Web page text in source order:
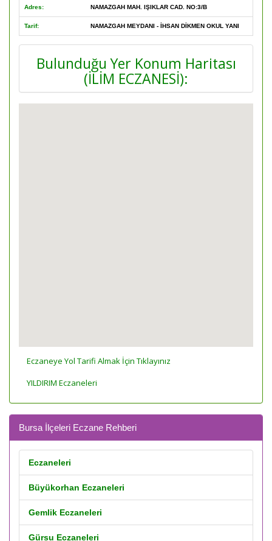
Adres: NAMAZGAH MAH. IŞIKLAR CAD. NO:3/B
Tarif: NAMAZGAH MEYDANI - İHSAN DİKMEN OKUL YANI
Bulunduğu Yer Konum Haritası
(İLİM ECZANESİ):
Eczaneye Yol Tarifi Almak İçin Tıklayınız
YILDIRIM Eczaneleri
Bursa İlçeleri Eczane Rehberi
Eczaneleri
Büyükorhan Eczaneleri
Gemlik Eczaneleri
Gürsu Eczaneleri